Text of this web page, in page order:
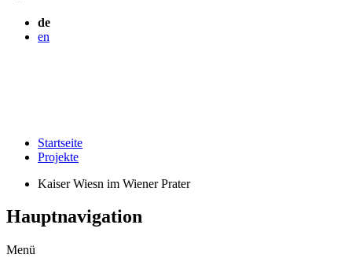
de
en
Startseite
Projekte
Kaiser Wiesn im Wiener Prater
Hauptnavigation
Menü